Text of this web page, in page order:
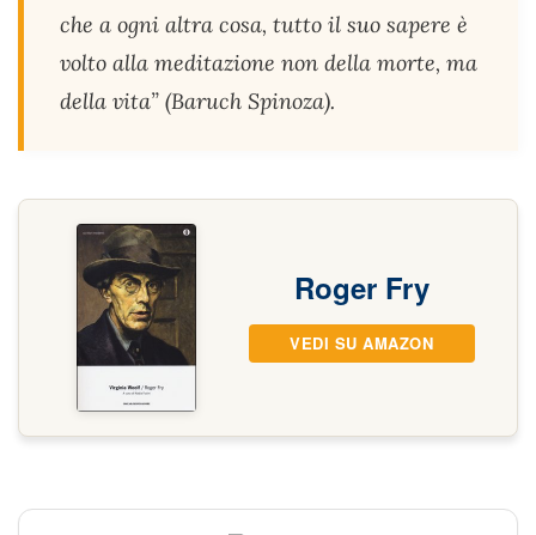
che a ogni altra cosa, tutto il suo sapere è
volto alla meditazione non della morte, ma
della vita” (Baruch Spinoza).
Roger Fry
VEDI SU AMAZON